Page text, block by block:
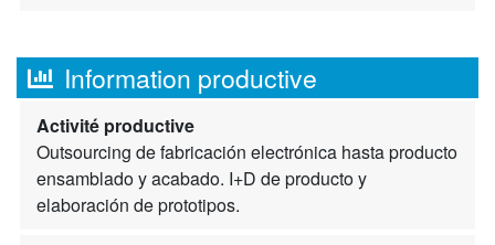
Information productive
Activité productive
Outsourcing de fabricación electrónica hasta producto
ensamblado y acabado. I+D de producto y
elaboración de prototipos.